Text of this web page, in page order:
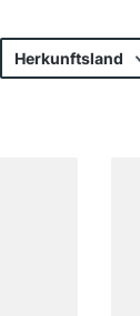
Herkunftsland